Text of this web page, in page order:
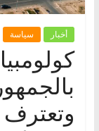
أخبار سياسة